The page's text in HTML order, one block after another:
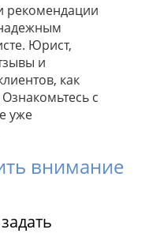
рекомендации
Юрист,
и
как
с
уже
внимание